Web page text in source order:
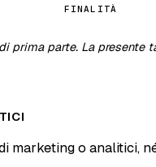
FINALITÀ
parte. La presente
marketing o analitici,